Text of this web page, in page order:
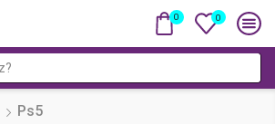
0 0
wyszukiwania
Ps5